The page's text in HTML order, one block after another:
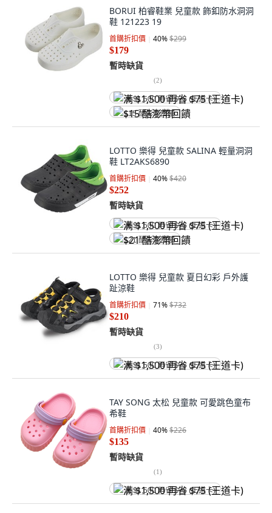
BORUI 柏睿鞋業 兒童款 飾釦防水洞洞
鞋 121223 19
首購折扣價 40%$299
$179
暫時缺貨
(2)
满 $1,500 再省 $75 (王道卡)
$15 酷澎幣回饋
LOTTO 樂得 兒童款 SALINA 輕量洞洞
鞋 LT2AKS6890
首購折扣價 40%$420
$252
暫時缺貨
满 $1,500 再省 $75 (王道卡)
$21 酷澎幣回饋
LOTTO 樂得 兒童款 夏日幻彩 戶外護
趾涼鞋
首購折扣價 71%$732
$210
暫時缺貨
(3)
满 $1,500 再省 $75 (王道卡)
TAY SONG 太松 兒童款 可愛跳色童布
希鞋
首購折扣價 40%$226
$135
暫時缺貨
(1)
满 $1,500 再省 $75 (王道卡)